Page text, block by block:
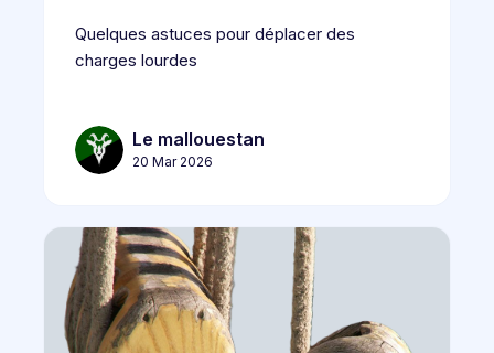
Quelques astuces pour déplacer des
charges lourdes
Le mallouestan
20 Mar 2026